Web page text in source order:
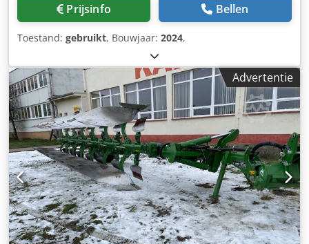
Prijsinfo Bellen
Toestand: gebruikt, Bouwjaar: 2024,
Advertentie